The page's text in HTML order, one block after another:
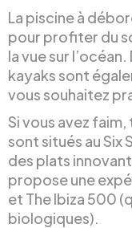
La piscine à
pour profiter du
la vue sur
kayaks sont
vous souhaitez
Si vous avez
sont situés au Six
des plats
propose une
et The Ibiza 500
biologiques).